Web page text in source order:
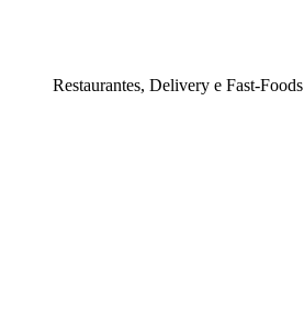
Restaurantes, Delivery e Fast-Foods